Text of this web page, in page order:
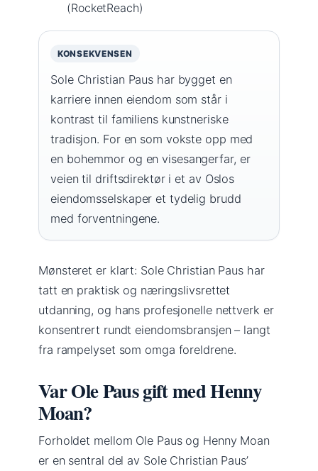
(RocketReach)
KONSEKVENSEN
Sole Christian Paus har bygget en
karriere innen eiendom som står i
kontrast til familiens kunstneriske
tradisjon. For en som vokste opp med
en bohemmor og en visesangerfar, er
veien til driftsdirektør i et av Oslos
eiendomsselskaper et tydelig brudd
med forventningene.
Mønsteret er klart: Sole Christian Paus har
tatt en praktisk og næringslivsrettet
utdanning, og hans profesjonelle nettverk er
konsentrert rundt eiendomsbransjen – langt
fra rampelyset som omga foreldrene.
Var Ole Paus gift med Henny
Moan?
Forholdet mellom Ole Paus og Henny Moan
er en sentral del av Sole Christian Paus’